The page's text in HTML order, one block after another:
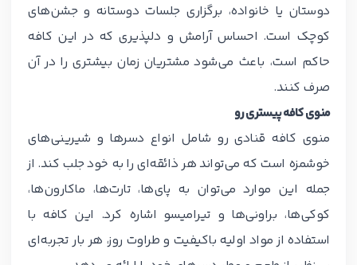
دوستان یا خانواده، برگزاری جلسات دوستانه و جشن‌های
کوچک است. احساس آرامش و دلپذیری که در این کافه
حاکم است، باعث می‌شود مشتریان زمان بیشتری را در آن
صرف کنند.
منویکافه پیستری رو
منوی کافه قنادی رو شامل انواع دسرها و شیرینی‌های
خوشمزه است که می‌تواند هر ذائقه‌ای را به خود جلب کند. از
جمله این موارد می‌توان به پای‌ها، تارت‌ها، ماکارون‌ها،
کوکی‌ها، براونی‌ها و تیرامیسو اشاره کرد. این کافه با
استفاده از مواد اولیه باکیفیت و طراوت روز، هر بار تجربه‌ای